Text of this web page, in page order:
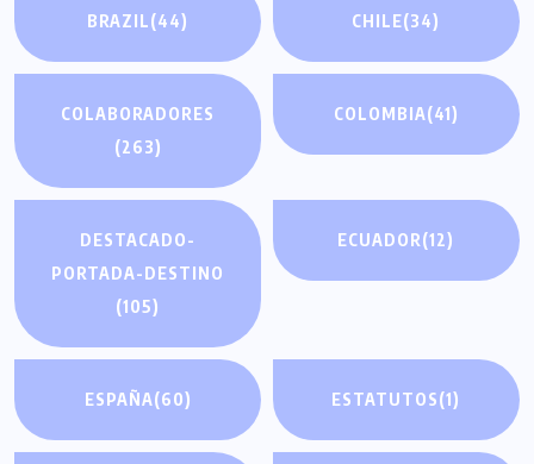
BRAZIL(44) CHILE(34)
COLABORADORES
(263)
COLOMBIA(41)
DESTACADO-
PORTADA-DESTINO
(105)
ECUADOR(12)
ESPAÑA(60) ESTATUTOS(1)